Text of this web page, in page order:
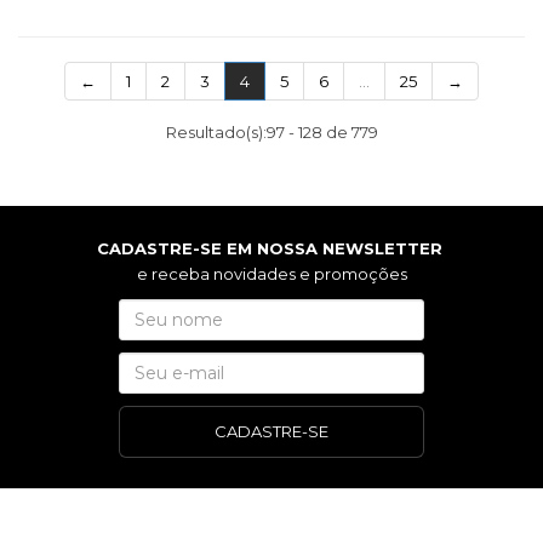
← 1 2 3 4(current)
5 6 25 →
Resultado(s):97-128 de 779
CADASTRE-SE EM NOSSA NEWSLETTER
e receba novidades e promoções
CADASTRE-SE